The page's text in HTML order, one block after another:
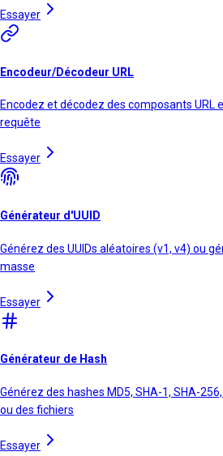
Essayer
Encodeur/Décodeur URL
Encodez et décodez des composants URL
requête
Essayer
Générateur d'UUID
Générez des UUIDs aléatoires (v1, v4) ou
masse
Essayer
Générateur de Hash
Générez des hashes MD5, SHA-1, SHA-
ou des fichiers
Essayer